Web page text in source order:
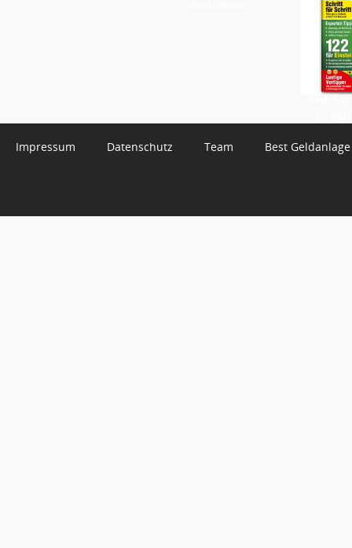
Impressum Datenschutz Team Best Geldanlage